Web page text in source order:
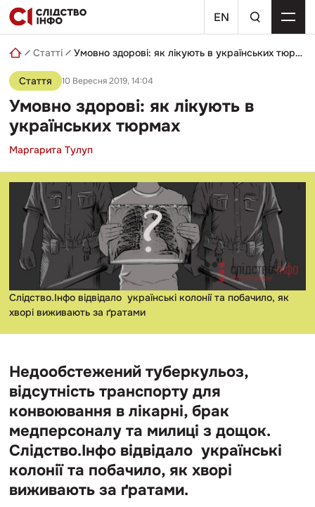
Skip
to
content
EN
пошуковий
запит
Статті Умовно здорові: як лікують в українських тюрмах
Стаття 10 Вересня 2019, 14:04
Умовно здорові: як лікують в
українських тюрмах
Маргарита Тулуп
Слідство.Інфо відвідало українські колонії та побачило, як
хворі виживають за ґратами
Недообстежений туберкульоз,
відсутність транспорту для
конвоювання в лікарні, брак
медперсоналу та милиці з дощок.
Слідство.Інфо відвідало українські
колонії та побачило, як хворі
виживають за ґратами.